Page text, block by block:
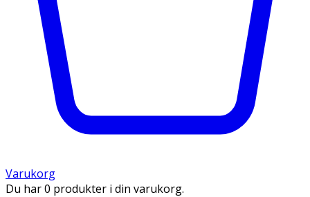
Varukorg
Du har 0 produkter i din varukorg.